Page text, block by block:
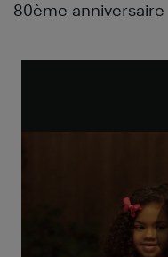
80ème anniversaire